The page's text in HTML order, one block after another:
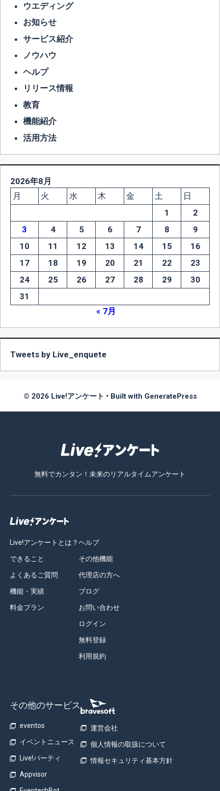
ウエディング
お知らせ
サービス紹介
ノウハウ
ヘルプ
リリース情報
教育
機能紹介
活用方法
2026年8月
月
火 水 木 金 土
日
1
2
3
4 5 6 7 8
9
10
11 12 13 14 15
16
17
18 19 20 21 22
23
24
25 26 27 28 29
30
31
« 7月
Tweets by Live_enquete
© 2026 Live!アンケート • Built with GeneratePress
無料でカンタン！未来のリアルタイムアンケート
Live!アンケートとは？
できること
よくあるご質問
機能・実績
料金プラン
ヘルプ
その他機能
代理店の方へ
ブログ
お問い合わせ
ログイン
無料登録
利用規約
その他のサービス
eventos
イベントニュース
Live!パーティ
Appvisor
運営会社
個人情報の取扱について
情報セキュリティ基本方針